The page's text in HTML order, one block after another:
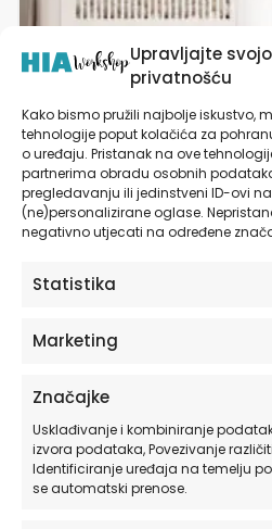
Upravljajte
privatnošću
Kako bismo pružili najbolje iskustvo,
tehnologije poput kolačića za
o uređaju. Pristanak na ove
partnerima obradu osobnih
pregledavanju ili jedinstveni ID-ovi
(ne)personalizirane oglase.
negativno utjecati na određene
Statistika
Marketing
Značajke
Usklađivanje i kombiniranje
izvora podataka, Povezivanje
Identificiranje uređaja na temelju
se automatski prenose.
Naljepnica s imenom za zid
Tedi | Teddy’s Balloon
od19,90€